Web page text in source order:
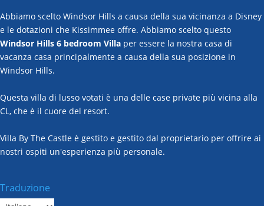
Abbiamo scelto Windsor Hills a causa della sua vicinanza a Disney
e le dotazioni che Kissimmee offre. Abbiamo scelto questo
Windsor Hills 6 bedroom Villa per essere la nostra casa di
vacanza casa principalmente a causa della sua posizione in
Windsor Hills.
Questa villa di lusso votati è una delle case private più vicina alla
CL, che è il cuore del resort.
Villa By The Castle è gestito e gestito dal proprietario per offrire ai
nostri ospiti un'esperienza più personale.
Traduzione